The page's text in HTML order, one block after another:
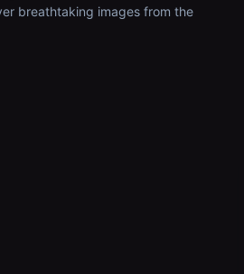
breathtaking images from the